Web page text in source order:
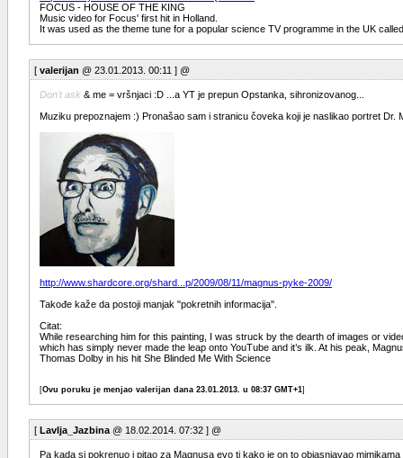
FOCUS - HOUSE OF THE KING
Music video for Focus' first hit in Holland.
It was used as the theme tune for a popular science TV programme in the UK
[ valerijan @ 23.01.2013. 00:11 ] @
Don't ask & me = vršnjaci :D ...a YT je prepun Opstanka, sihronizovanog...
Muziku prepoznajem :) Pronašao sam i stranicu čoveka koji je naslikao portret Dr.
http://www.shardcore.org/shard...p/2009/08/11/magnus-pyke-2009/
Takođe kaže da postoji manjak "pokretnih informacija".
Citat:
While researching him for this painting, I was struck by the dearth of images or
which has simply never made the leap onto YouTube and it’s ilk. At his peak,
Thomas Dolby in his hit She Blinded Me With Science
[Ovu poruku je menjao valerijan dana 23.01.2013. u 08:37 GMT+1]
[ Lavlja_Jazbina @ 18.02.2014. 07:32 ] @
Pa kada si pokrenuo i pitao za Magnusa evo ti kako je on to objasnjavao mimikama